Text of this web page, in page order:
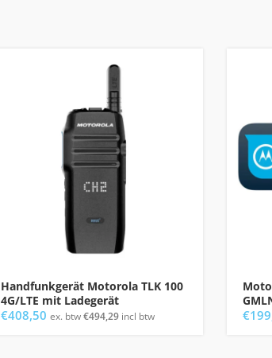
Handfunkgerät Motorola TLK 100
4G/LTE mit Ladegerät
€408,50 ex. btw€494,29incl btw €